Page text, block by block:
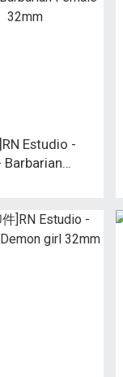
Estudio -
Barbarian